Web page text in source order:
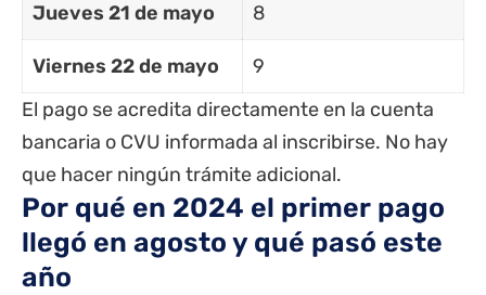
Jueves 21 de mayo 8
Viernes 22 de mayo
9
El pago se acredita directamente en la cuenta
bancaria o CVU informada al inscribirse. No hay
que hacer ningún trámite adicional.
Por qué en 2024 el primer pago
llegó en agosto y qué pasó este
año